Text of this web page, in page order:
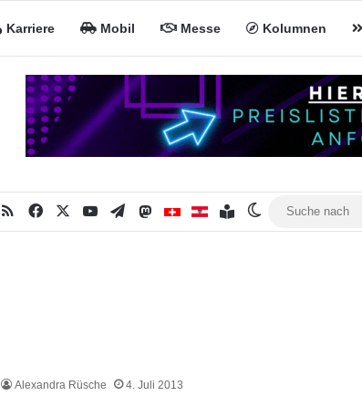
Karriere Mobil Messe Kolumnen
RSSFacebookYouTubeTelegramMastodonMiNa CHMiNa AT
Inhaltsverzeichnis
Skin umschalten
Alexandra Rüsche 4. Juli 2013